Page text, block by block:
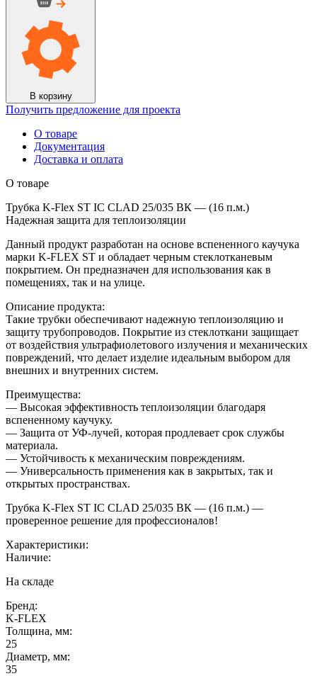
CLAD
25/035
(16
В корзину
Получить предложение для проекта
О товаре
Документация
Доставка и оплата
О товаре
Трубка K-Flex ST IC CLAD 25/035 ВК — (16 п.м.)
Надежная защита для теплоизоляции
Данный продукт разработан на основе вспененного каучука
марки K-FLEX ST и обладает черным стеклотканевым
покрытием. Он предназначен для использования как в
помещениях, так и на улице.
Описание продукта:
Такие трубки обеспечивают надежную теплоизоляцию и
защиту трубопроводов. Покрытие из стеклоткани защищает
от воздействия ультрафиолетового излучения и механических
повреждений, что делает изделие идеальным выбором для
внешних и внутренних систем.
Преимущества:
— Высокая эффективность теплоизоляции благодаря
вспененному каучуку.
— Защита от УФ-лучей, которая продлевает срок службы
материала.
— Устойчивость к механическим повреждениям.
— Универсальность применения как в закрытых, так и
открытых пространствах.
Трубка K-Flex ST IC CLAD 25/035 ВК — (16 п.м.) —
проверенное решение для профессионалов!
Характеристики:
Наличие:
На складе
Бренд:
K-FLEX
Толщина, мм:
25
Диаметр, мм:
35